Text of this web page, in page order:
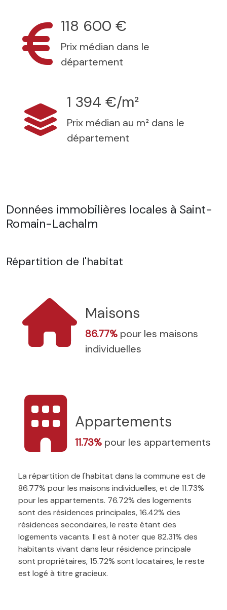
118 600 €
Prix médian dans le
département
1 394 €/m²
Prix médian au m² dans le
département
Données immobilières locales à Saint-
Romain-Lachalm
Répartition de l'habitat
Maisons
86.77% pour les maisons
individuelles
Appartements
11.73% pour les appartements
La répartition de l'habitat dans la commune est de
86.77% pour les maisons individuelles, et de 11.73%
pour les appartements. 76.72% des logements
sont des résidences principales, 16.42% des
résidences secondaires, le reste étant des
logements vacants. Il est à noter que 82.31% des
habitants vivant dans leur résidence principale
sont propriétaires, 15.72% sont locataires, le reste
est logé à titre gracieux.